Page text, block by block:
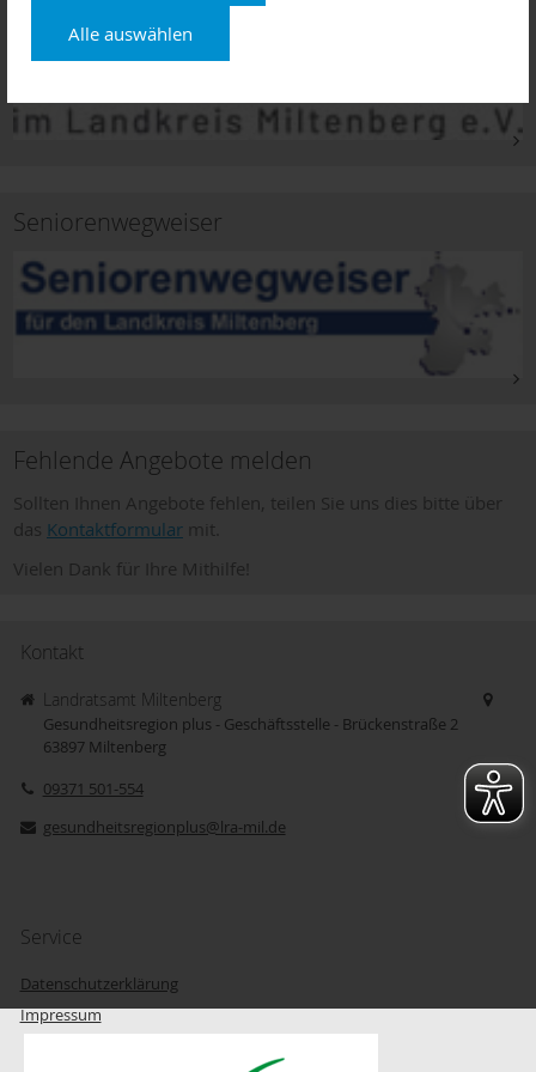
Alle auswählen
Seniorenwegweiser
Fehlende Angebote melden
Sollten Ihnen Angebote fehlen, teilen Sie uns dies bitte über
das Kontaktformularmit.
Vielen Dank für Ihre Mithilfe!
Kontakt
Landratsamt Miltenberg
Gesundheitsregion plus - Geschäftsstelle - Brückenstraße 2
63897 Miltenberg
09371 501-554
gesundheitsregionplus@lra-mil.de
Service
Datenschutzerklärung
Impressum